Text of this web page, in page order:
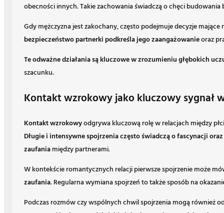
obecności innych. Takie zachowania świadczą o chęci
Gdy mężczyzna jest zakochany, często podejmuje decyzje
bezpieczeństwo partnerki podkreśla jego zaangażowanieoraz
Te odważne działania są kluczowe w zrozumieniu głębokich
szacunku.
Kontakt wzrokowy jako kluczowy sygnał
Kontakt wzrokowyodgrywa kluczową rolę w relacjach między
Długie i intensywne spojrzenia często świadczą o fascynacji
zaufaniamiędzy partnerami.
W kontekście romantycznych relacji pierwsze spojrzenie może
zaufania. Regularna wymiana spojrzeń to także sposób na
Podczas rozmów czy wspólnych chwil spojrzenia mogą również